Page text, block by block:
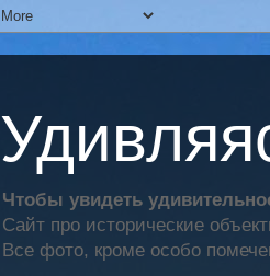
Чтобы увидеть
Сайт про исторические
Все фото, кроме особо